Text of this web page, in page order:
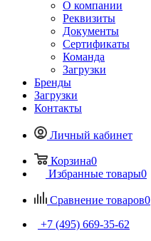
О компании
Реквизиты
Документы
Сертификаты
Команда
Загрузки
Бренды
Загрузки
Контакты
Личный кабинет
Корзина0
Избранные товары0
Сравнение товаров0
+7 (495) 669-35-62